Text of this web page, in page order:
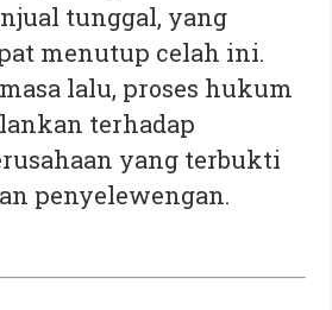
tunggal, yang
menutup celah ini.
lalu, proses hukum
terhadap
yang terbukti
penyelewengan.